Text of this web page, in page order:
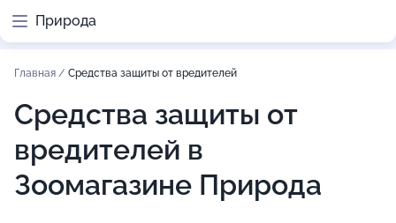
Природа
Главная / Средства защиты от вредителей
Средства защиты от
вредителей в
Зоомагазине Природа